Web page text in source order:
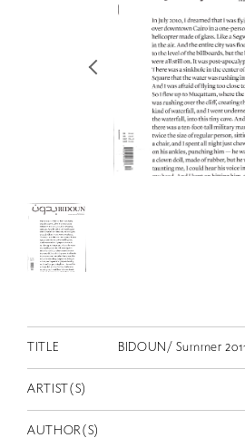
SCHOLARSHIP
RETRACE
コンサート
動画
CONTACT
TITLE BIDOUN/ Summer
ARTIST(S)
AUTHOR(S)